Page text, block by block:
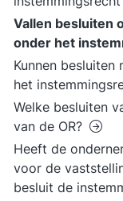
Vallen besluiten
onder het
Kunnen
het
Welke besluiten
van de OR?
Heeft de
voor de
besluit de